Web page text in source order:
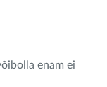
enam ei